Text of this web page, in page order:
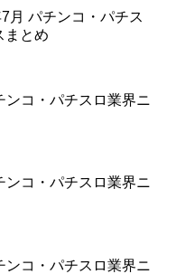
月 パチンコ・パチス
まとめ
ンコ・パチスロ業界ニ
ンコ・パチスロ業界ニ
ンコ・パチスロ業界ニ